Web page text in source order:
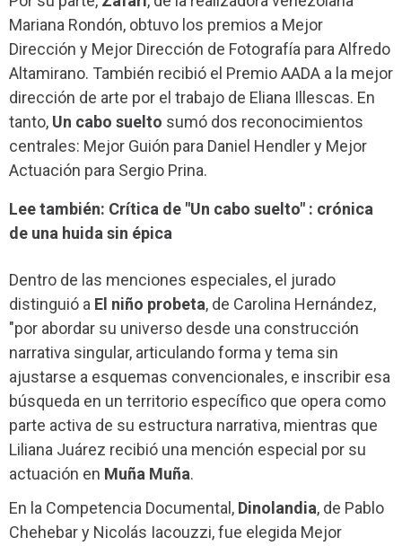
Mariana Rondón, obtuvo los premios a Mejor
Dirección y Mejor Dirección de Fotografía para Alfredo
Altamirano. También recibió el Premio AADA a la mejor
dirección de arte por el trabajo de Eliana Illescas. En
tanto, Un cabo suelto sumó dos reconocimientos
centrales: Mejor Guión para Daniel Hendler y Mejor
Actuación para Sergio Prina.
Lee también: Crítica de "Un cabo suelto" : crónica
de una huida sin épica
Dentro de las menciones especiales, el jurado
distinguió a El niño probeta, de Carolina Hernández,
"por abordar su universo desde una construcción
narrativa singular, articulando forma y tema sin
ajustarse a esquemas convencionales, e inscribir esa
búsqueda en un territorio específico que opera como
parte activa de su estructura narrativa, mientras que
Liliana Juárez recibió una mención especial por su
actuación en Muña Muña.
En la Competencia Documental, Dinolandia, de Pablo
Chehebar y Nicolás Iacouzzi, fue elegida Mejor